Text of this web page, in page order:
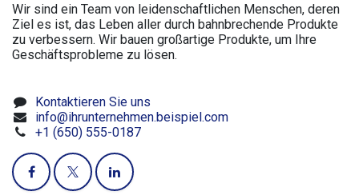
Wir sind ein Team von leidenschaftlichen Menschen, deren
Ziel es ist, das Leben aller durch bahnbrechende Produkte
zu verbessern. Wir bauen großartige Produkte, um Ihre
Geschäftsprobleme zu lösen.
Kontaktieren Sie uns
info@ihrunternehmen.beispiel.com
+1 (650) 555-0187